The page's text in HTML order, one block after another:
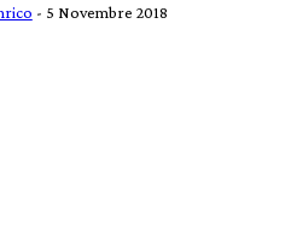
- 5 Novembre 2018